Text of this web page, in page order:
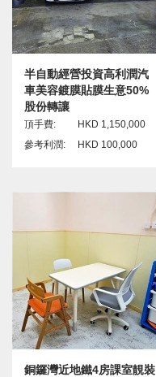
半自動經營投資高利潤汽
車美容鍍膜貼膜生意50%
股份轉讓
頂手費:
HKD 1,150,000
參考利潤:
HKD 100,000
銅鑼灣近地鐵4房課室靚裝